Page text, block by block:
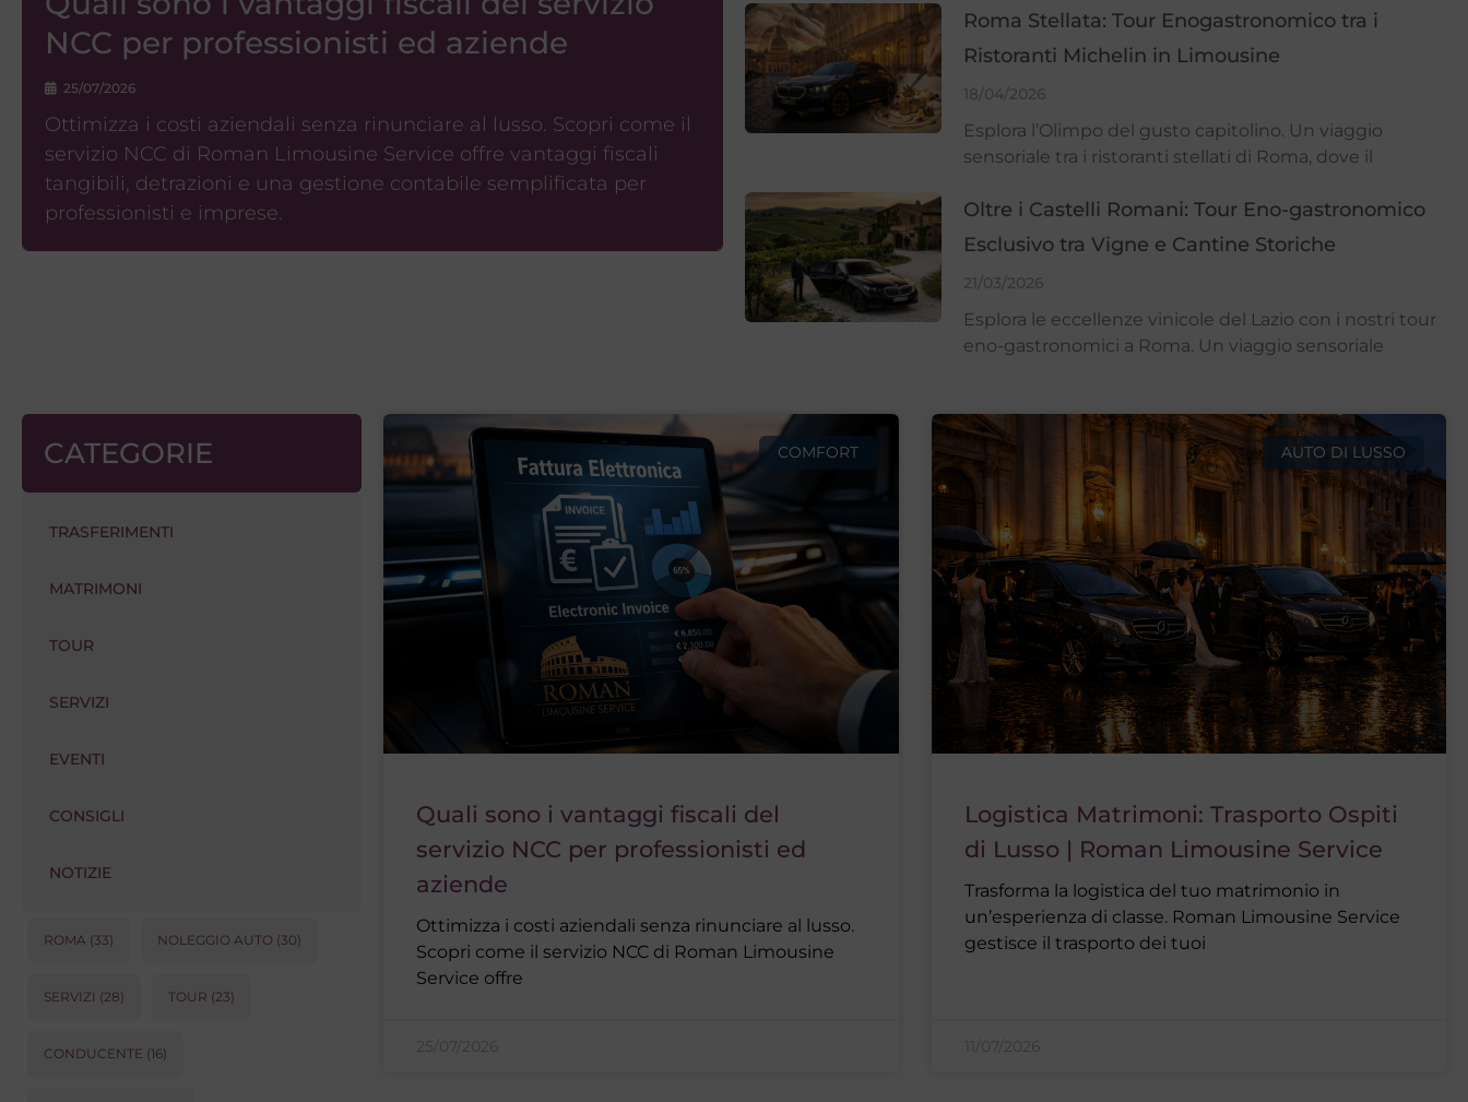
NCC per professionisti ed aziende
25/07/2026
Ottimizza i costi aziendali senza rinunciare al lusso. Scopri come il
servizio NCC di Roman Limousine Service offre vantaggi fiscali
tangibili, detrazioni e una gestione contabile semplificata per
professionisti e imprese.
Roma Stellata: Tour Enogastronomico tra i
Ristoranti Michelin in Limousine
18/04/2026
Esplora l’Olimpo del gusto capitolino. Un viaggio
sensoriale tra i ristoranti stellati di Roma, dove il
Oltre i Castelli Romani: Tour Eno-gastronomico
Esclusivo tra Vigne e Cantine Storiche
21/03/2026
Esplora le eccellenze vinicole del Lazio con i nostri tour
eno-gastronomici a Roma. Un viaggio sensoriale
CATEGORIE
TRASFERIMENTI
MATRIMONI
TOUR
SERVIZI
EVENTI
CONSIGLI
NOTIZIE
ROMA (33) NOLEGGIO AUTO (30)
SERVIZI (28) TOUR (23)
CONDUCENTE (16)
COMFORT
Quali sono i vantaggi fiscali del
servizio NCC per professionisti ed
aziende
Ottimizza i costi aziendali senza rinunciare al lusso.
Scopri come il servizio NCC di Roman Limousine
Service offre
25/07/2026
AUTO DI LUSSO
Logistica Matrimoni: Trasporto Ospiti
di Lusso | Roman Limousine Service
Trasforma la logistica del tuo matrimonio in
un’esperienza di classe. Roman Limousine Service
gestisce il trasporto dei tuoi
11/07/2026